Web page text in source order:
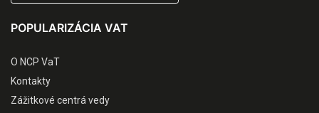
POPULARIZÁCIA VAT
O NCP VaT
Kontakty
Zážitkové centrá vedy